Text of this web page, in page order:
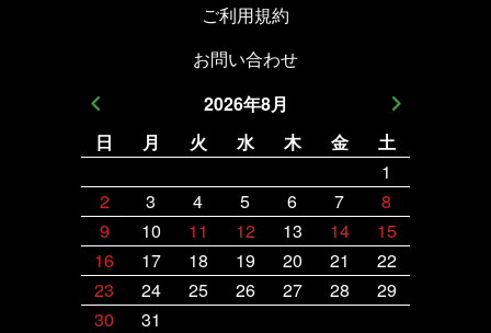
ご利用規約
お問い合わせ
2026年8月
日
月 火 水 木 金
土
1
2
3 4 5 6 7
8
9
10 11 12 13 14
15
16
17 18 19 20 21
22
23
24 25 26 27 28
29
30
31